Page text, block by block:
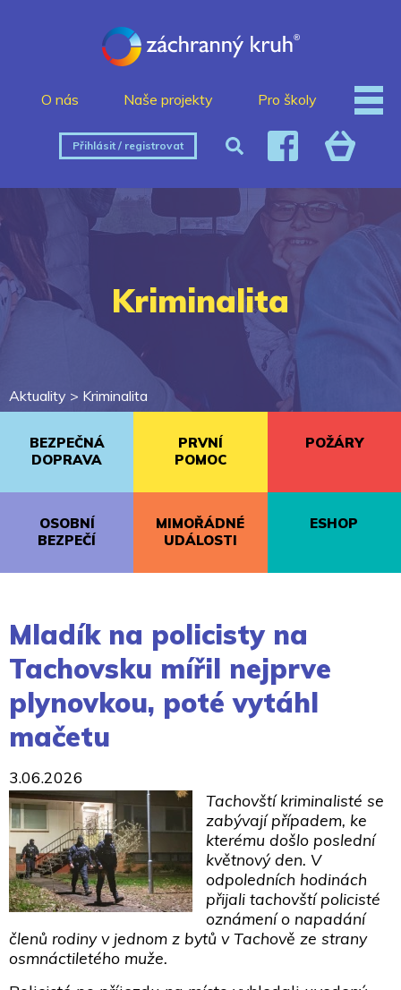
O nás Naše projekty Pro školy
Přihlásit / registrovat
Kriminalita
Aktuality > Kriminalita
BEZPEČNÁ
DOPRAVA
PRVNÍ
POMOC
POŽÁRY
OSOBNÍ
BEZPEČÍ
MIMOŘÁDNÉ
UDÁLOSTI
ESHOP
Mladík na policisty na
Tachovsku mířil nejprve
plynovkou, poté vytáhl
mačetu
3.06.2026
Tachovští kriminalisté se
zabývají případem, ke
kterému došlo poslední
květnový den. V
odpoledních hodinách
přijali tachovští policisté
oznámení o napadání
členů rodiny v jednom z bytů v Tachově ze strany
osmnáctiletého muže.